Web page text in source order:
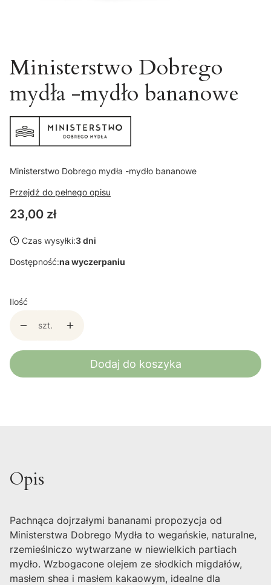
Ministerstwo Dobrego
mydła -mydło bananowe
Ministerstwo Dobrego mydła -mydło bananowe
Przejdź do pełnego opisu
Cena
23,00 zł
Czas wysyłki:3 dni
Dostępność:na wyczerpaniu
Ilość
szt.
Dodaj do koszyka
Opis
Pachnąca dojrzałymi bananami propozycja od
Ministerstwa Dobrego Mydła to wegańskie, naturalne,
rzemieślniczo wytwarzane w niewielkich partiach
mydło. Wzbogacone olejem ze słodkich migdałów,
masłem shea i masłem kakaowym, idealne dla